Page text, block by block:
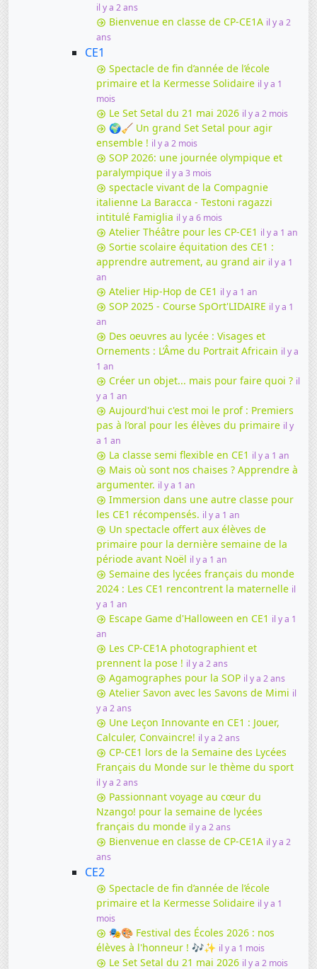
il y a 2 ans
Bienvenue en classe de CP-CE1A il y a 2
ans
CE1
Spectacle de fin d’année de l’école
primaire et la Kermesse Solidaire il y a 1
mois
Le Set Setal du 21 mai 2026 il y a 2 mois
🌍🧹 Un grand Set Setal pour agir
ensemble ! il y a 2 mois
SOP 2026: une journée olympique et
paralympique il y a 3 mois
spectacle vivant de la Compagnie
italienne La Baracca - Testoni ragazzi
intitulé Famiglia il y a 6 mois
Atelier Théâtre pour les CP-CE1 il y a 1 an
Sortie scolaire équitation des CE1 :
apprendre autrement, au grand air il y a 1
an
Atelier Hip-Hop de CE1 il y a 1 an
SOP 2025 - Course SpOrt'LIDAIRE il y a 1
an
Des oeuvres au lycée : Visages et
Ornements : L’Âme du Portrait Africain il y a
1 an
Créer un objet... mais pour faire quoi ? il
y a 1 an
Aujourd'hui c'est moi le prof : Premiers
pas à l’oral pour les élèves du primaire il y
a 1 an
La classe semi flexible en CE1 il y a 1 an
Mais où sont nos chaises ? Apprendre à
argumenter. il y a 1 an
Immersion dans une autre classe pour
les CE1 récompensés. il y a 1 an
Un spectacle offert aux élèves de
primaire pour la dernière semaine de la
période avant Noël il y a 1 an
Semaine des lycées français du monde
2024 : Les CE1 rencontrent la maternelle il
y a 1 an
Escape Game d'Halloween en CE1 il y a 1
an
Les CP-CE1A photographient et
prennent la pose ! il y a 2 ans
Agamographes pour la SOP il y a 2 ans
Atelier Savon avec les Savons de Mimi il
y a 2 ans
Une Leçon Innovante en CE1 : Jouer,
Calculer, Convaincre! il y a 2 ans
CP-CE1 lors de la Semaine des Lycées
Français du Monde sur le thème du sport
il y a 2 ans
Passionnant voyage au cœur du
Nzango! pour la semaine de lycées
français du monde il y a 2 ans
Bienvenue en classe de CP-CE1A il y a 2
ans
CE2
Spectacle de fin d’année de l’école
primaire et la Kermesse Solidaire il y a 1
mois
🎭🎨 Festival des Écoles 2026 : nos
élèves à l'honneur ! 🎶✨ il y a 1 mois
Le Set Setal du 21 mai 2026 il y a 2 mois